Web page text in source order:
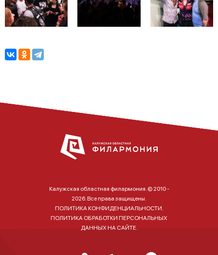
Калужская областная филармония. © 2010 -
2026. Все права защищены.
ПОЛИТИКА КОНФИДЕНЦИАЛЬНОСТИ.
ПОЛИТИКА ОБРАБОТКИ ПЕРСОНАЛЬНЫХ
ДАННЫХ НА САЙТЕ.